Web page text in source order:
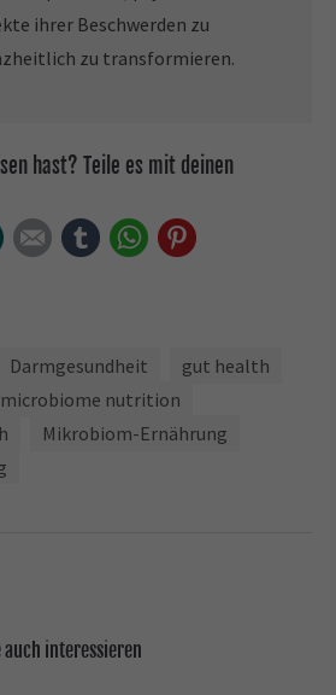
ihrer Beschwerden zu
zu transformieren.
hast? Teile es mit deinen
Xing E-mail tumblrWhatsApp
Darmgesundheit
gut health
microbiome nutrition
Mikrobiom-Ernährung
auch interessieren